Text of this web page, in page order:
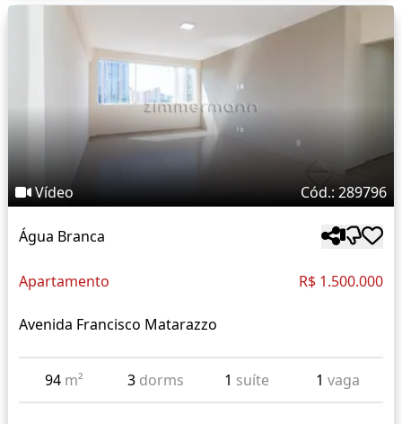
Vídeo Cód.: 289796
Água Branca
Apartamento R$ 1.500.000
Avenida Francisco Matarazzo
94 m² 3 dorms 1 suíte 1 vaga